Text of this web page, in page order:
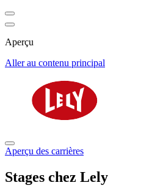
Aperçu
Aller au contenu principal
Aperçu des carrières
Stages chez Lely